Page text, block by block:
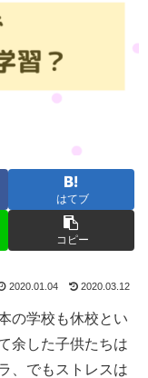
はてブ
コピー
2020.01.04 2020.03.12
の学校も休校とい
余した子供たちは
、でもストレスは